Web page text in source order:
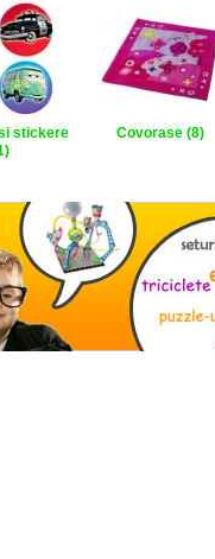
stickere
Covorase (8)